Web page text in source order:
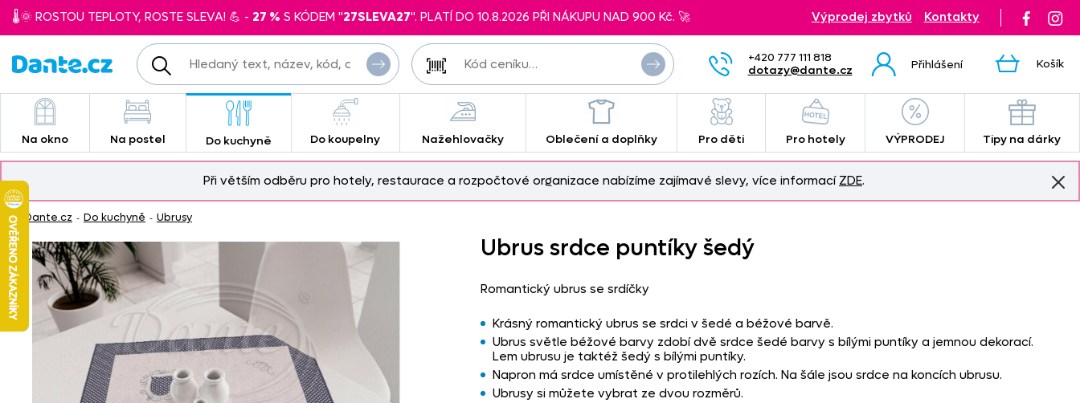
+420 777 111 818
dotazy@dante.cz
Přihlášení Košík
🌡️🌞 ROSTOU TEPLOTY, ROSTE SLEVA! 💪 - 27 % S KÓDEM "27SLEVA27". PLATÍ DO 10.8.2026 PŘI NÁKUPU NAD 900 Kč. 🚀 Výprodej zbytků Kontakty
Na okno Na postel Do kuchyně Do koupelny Nažehlovačky Oblečení a doplňky Pro děti Pro hotely VÝPRODEJ Tipy na dárky
Při větším odběru pro hotely, restaurace a rozpočtové organizace nabízíme zajímavé slevy, více informací ZDE.
Dante.cz - Do kuchyně - Ubrusy
Ubrus srdce puntíky šedý
Romantický ubrus se srdíčky
Krásný romantický ubrus se srdci v šedé a béžové barvě.
Ubrus světle béžové barvy zdobí dvě srdce šedé barvy s bílými puntíky a jemnou dekorací.
Lem ubrusu je taktéž šedý s bílými puntíky.
Napron má srdce umístěné v protilehlých rozích. Na šále jsou srdce na koncích ubrusu.
Ubrusy si můžete vybrat ze dvou rozměrů.